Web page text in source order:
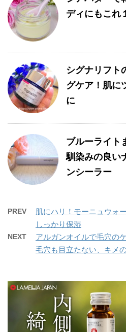
ディにもこれ
シグナリフト
グケア！肌に
に
ブルーライト
馴染みの良い
ンシーラー
PREV
肌にハリ！モーニュウォ
しっかり保湿
NEXT
アルガンオイルで毛穴の
毛穴も目立たない、キメ